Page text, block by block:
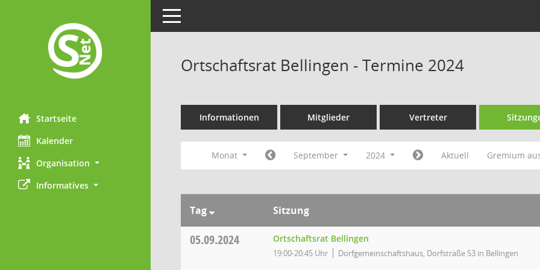
Startseite
Kalender
Organisation
Informatives
Toggle navigation
Ortschaftsrat Bellingen - Termine 2024
Informationen Mitglieder Vertreter
Monat September 2024 Aktuell Gremium
Tag Sitzung
05.09.2024 Ortschaftsrat Bellingen
19:00-20:45 Uhr Dorfgemeinschaftshaus, Dorfstraße 53 in Bellingen